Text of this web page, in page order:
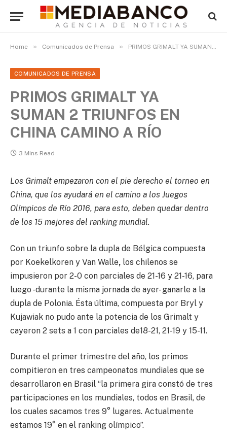
Home » Comunicados de Prensa » PRIMOS GRIMALT YA SUMAN 2 TRIUNFOS EN CHINA CAMINO A RÍO
COMUNICADOS DE PRENSA
PRIMOS GRIMALT YA
SUMAN 2 TRIUNFOS EN
CHINA CAMINO A RÍO
3 Mins Read
Los Grimalt empezaron con el pie derecho el torneo en
China, que los ayudará en el camino a los Juegos
Olímpicos de Río 2016, para esto, deben quedar dentro
de los 15 mejores del ranking mundial.
Con un triunfo sobre la dupla de Bélgica compuesta
por Koekelkoren y Van Walle, los chilenos se
impusieron por 2-0 con parciales de 21-16 y 21-16, para
luego -durante la misma jornada de ayer- ganarle a la
dupla de Polonia. Ésta última, compuesta por Bryl y
Kujawiak no pudo ante la potencia de los Grimalt y
cayeron 2 sets a 1 con parciales de18-21, 21-19 y 15-11.
Durante el primer trimestre del año, los primos
compitieron en tres campeonatos mundiales que se
desarrollaron en Brasil “la primera gira constó de tres
participaciones en los mundiales, todos en Brasil, de
los cuales sacamos tres 9° lugares. Actualmente
estamos 19° en el ranking olímpico”.